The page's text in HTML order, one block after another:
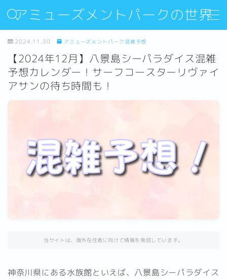
アミューズメントパークの世界
MENU
Sitemap
Contact
2024.11.30 アミューズメントパーク混雑予想
【2024年12月】八景島シーパラダイス混雑
予想カレンダー！サーフコースターリヴァイ
アサンの待ち時間も！
当サイトは、海外在住者に向けて情報を発信しています。
神奈川県にある水族館といえば、八景島シーパラダイス